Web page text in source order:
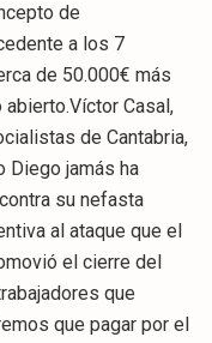
de
a los 7
de 50.000€ más
Casal,
de Cantabria,
Diego jamás ha
su nefasta
al ataque que el
el cierre del
que
que pagar por el